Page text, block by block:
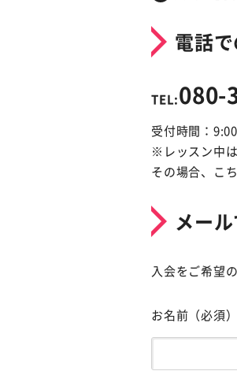
電話
TEL:080-
受付時間：
※レッスン中
その場合、こ
メー
入会をご希望
お名前（必須）